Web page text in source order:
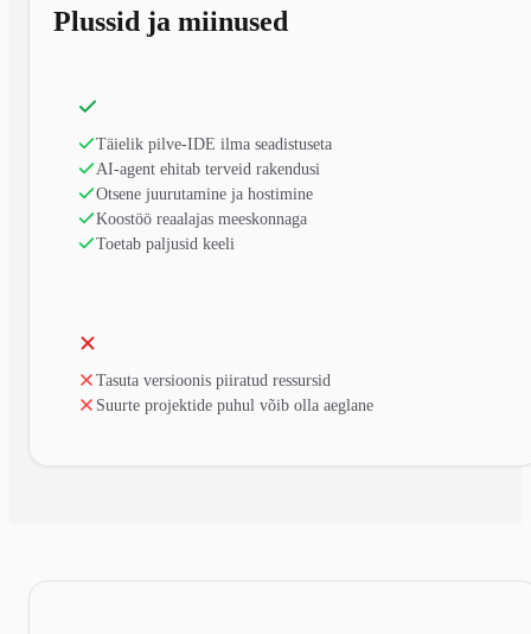
Plussid ja miinused
Täielik pilve-IDE ilma seadistuseta
AI-agent ehitab terveid rakendusi
Otsene juurutamine ja hostimine
Koostöö reaalajas meeskonnaga
Toetab paljusid keeli
Tasuta versioonis piiratud ressursid
Suurte projektide puhul võib olla aeglane